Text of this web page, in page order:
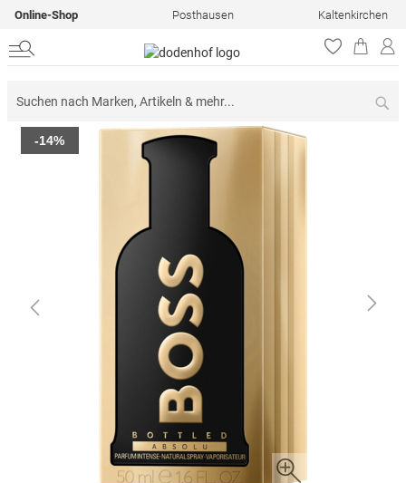
Online-Shop Posthausen Kaltenkirchen
Zum
Ende
-14%